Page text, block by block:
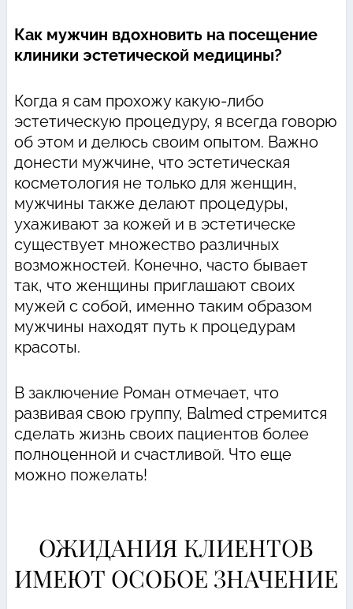
Как мужчин вдохновить на посещение
клиники эстетической медицины?
Когда я сам прохожу какую-либо
эстетическую процедуру, я всегда говорю
об этом и делюсь своим опытом. Важно
донести мужчине, что эстетическая
косметология не только для женщин,
мужчины также делают процедуры,
ухаживают за кожей и в эстетическе
существует множество различных
возможностей. Конечно, часто бывает
так, что женщины приглашают своих
мужей с собой, именно таким образом
мужчины находят путь к процедурам
красоты.
В заключение Роман отмечает, что
развивая свою группу, Balmed стремится
сделать жизнь своих пациентов более
полноценной и счастливой. Что еще
можно пожелать!
ОЖИДАНИЯ КЛИЕНТОВ
ИМЕЮТ ОСОБОЕ ЗНАЧЕНИЕ